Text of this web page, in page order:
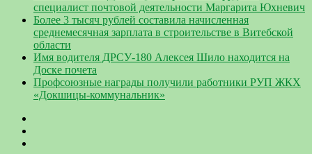
специалист почтовой деятельности Маргарита Юхневич
Более 3 тысяч рублей составила начисленная
среднемесячная зарплата в строительстве в Витебской
области
Имя водителя ДРСУ-180 Алексея Шило находится на
Доске почета
Профсоюзные награды получили работники РУП ЖКХ
«Докшицы-коммунальник»